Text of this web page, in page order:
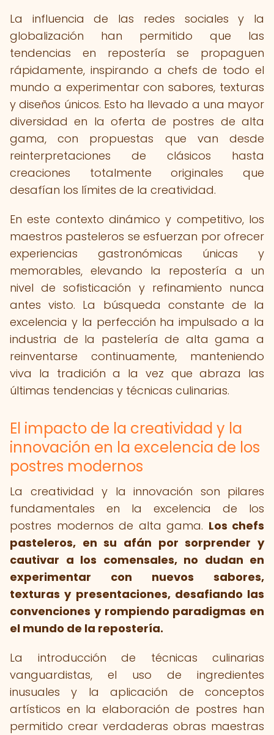
La influencia de las redes sociales y la
globalización han permitido que las
tendencias en repostería se propaguen
rápidamente, inspirando a chefs de todo el
mundo a experimentar con sabores, texturas
y diseños únicos. Esto ha llevado a una mayor
diversidad en la oferta de postres de alta
gama, con propuestas que van desde
reinterpretaciones de clásicos hasta
creaciones totalmente originales que
desafían los límites de la creatividad.
En este contexto dinámico y competitivo, los
maestros pasteleros se esfuerzan por ofrecer
experiencias gastronómicas únicas y
memorables, elevando la repostería a un
nivel de sofisticación y refinamiento nunca
antes visto. La búsqueda constante de la
excelencia y la perfección ha impulsado a la
industria de la pastelería de alta gama a
reinventarse continuamente, manteniendo
viva la tradición a la vez que abraza las
últimas tendencias y técnicas culinarias.
El impacto de la creatividad y la
innovación en la excelencia de los
postres modernos
La creatividad y la innovación son pilares
fundamentales en la excelencia de los
postres modernos de alta gama. Los chefs
pasteleros, en su afán por sorprender y
cautivar a los comensales, no dudan en
experimentar con nuevos sabores,
texturas y presentaciones, desafiando las
convenciones y rompiendo paradigmas en
el mundo de la repostería.
La introducción de técnicas culinarias
vanguardistas, el uso de ingredientes
inusuales y la aplicación de conceptos
artísticos en la elaboración de postres han
permitido crear verdaderas obras maestras